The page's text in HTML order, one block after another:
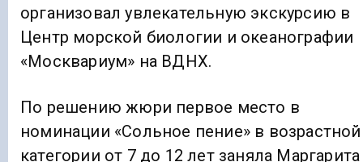
организовал увлекательную экскурсию в
Центр морской биологии и океанографии
«Москвариум» на ВДНХ.
По решению жюри первое место в
номинации «Сольное пение» в возрастной
категории от 7 до 12 лет заняла Маргарита